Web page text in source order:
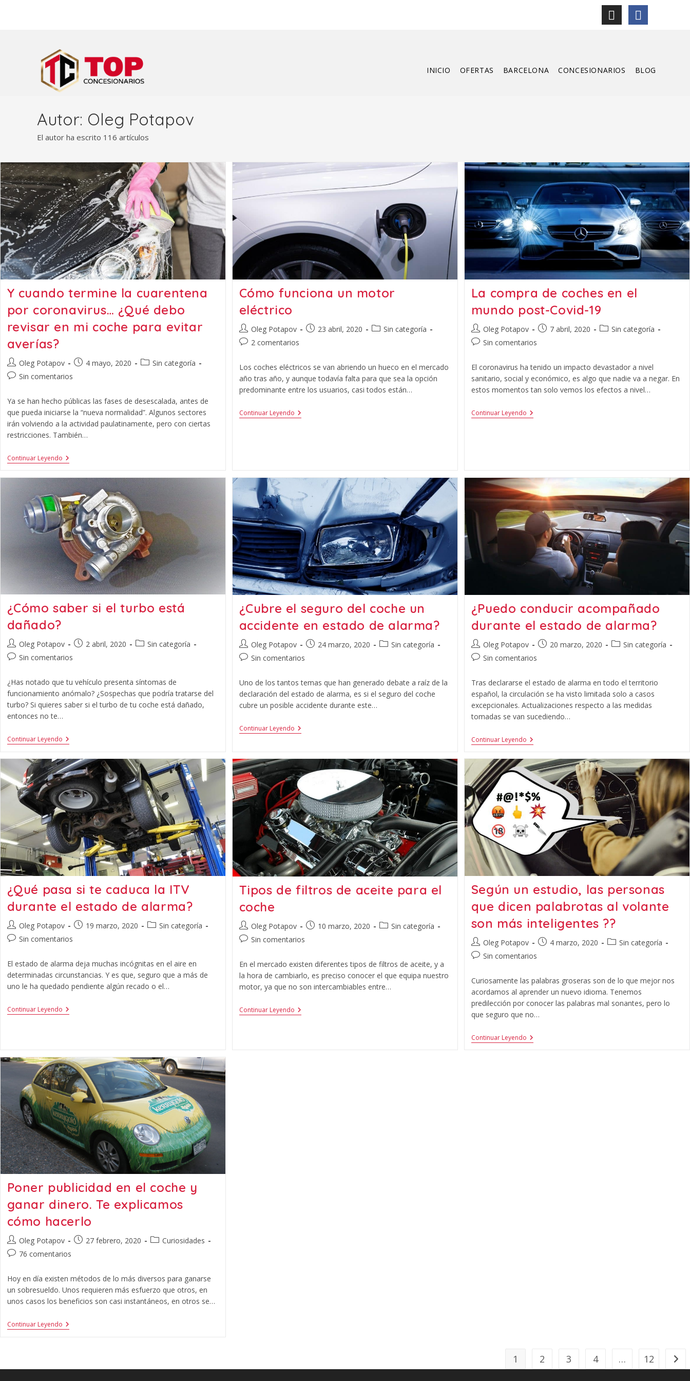
INICIO OFERTAS BARCELONA CONCESIONARIOS BLOG
Autor: Oleg Potapov
El autor ha escrito 116 artículos
Y cuando termine la cuarentena
por coronavirus… ¿Qué debo
revisar en mi coche para evitar
averías?
Oleg Potapov 4 mayo, 2020
Sin categoría
Sin comentarios
Ya se han hecho públicas las fases de desescalada, antes de
que pueda iniciarse la “nueva normalidad”. Algunos sectores
irán volviendo a la actividad paulatinamente, pero con ciertas
restricciones. También…
Continuar Leyendo
Cómo funciona un motor
eléctrico
Oleg Potapov 23 abril, 2020
Sin categoría
2 comentarios
Los coches eléctricos se van abriendo un hueco en el mercado
año tras año, y aunque todavía falta para que sea la opción
predominante entre los usuarios, casi todos están…
Continuar Leyendo
La compra de coches en el
mundo post-Covid-19
Oleg Potapov 7 abril, 2020
Sin categoría
Sin comentarios
El coronavirus ha tenido un impacto devastador a nivel
sanitario, social y económico, es algo que nadie va a negar. En
estos momentos tan solo vemos los efectos a nivel…
Continuar Leyendo
¿Cómo saber si el turbo está
dañado?
Oleg Potapov 2 abril, 2020
Sin categoría
Sin comentarios
¿Has notado que tu vehículo presenta síntomas de
funcionamiento anómalo? ¿Sospechas que podría tratarse del
turbo? Si quieres saber si el turbo de tu coche está dañado,
entonces no te…
Continuar Leyendo
¿Cubre el seguro del coche un
accidente en estado de alarma?
Oleg Potapov 24 marzo, 2020
Sin categoría
Sin comentarios
Uno de los tantos temas que han generado debate a raíz de la
declaración del estado de alarma, es si el seguro del coche
cubre un posible accidente durante este…
Continuar Leyendo
¿Puedo conducir acompañado
durante el estado de alarma?
Oleg Potapov 20 marzo, 2020
Sin categoría
Sin comentarios
Tras declararse el estado de alarma en todo el territorio
español, la circulación se ha visto limitada solo a casos
excepcionales. Actualizaciones respecto a las medidas
tomadas se van sucediendo…
Continuar Leyendo
¿Qué pasa si te caduca la ITV
durante el estado de alarma?
Oleg Potapov 19 marzo, 2020
Sin categoría
Sin comentarios
El estado de alarma deja muchas incógnitas en el aire en
determinadas circunstancias. Y es que, seguro que a más de
uno le ha quedado pendiente algún recado o el…
Continuar Leyendo
Tipos de filtros de aceite para el
coche
Oleg Potapov 10 marzo, 2020
Sin categoría
Sin comentarios
En el mercado existen diferentes tipos de filtros de aceite, y a
la hora de cambiarlo, es preciso conocer el que equipa nuestro
motor, ya que no son intercambiables entre…
Continuar Leyendo
Según un estudio, las personas
que dicen palabrotas al volante
son más inteligentes ??
Oleg Potapov 4 marzo, 2020
Sin categoría
Sin comentarios
Curiosamente las palabras groseras son de lo que mejor nos
acordamos al aprender un nuevo idioma. Tenemos
predilección por conocer las palabras mal sonantes, pero lo
que seguro que no…
Continuar Leyendo
Poner publicidad en el coche y
ganar dinero. Te explicamos
cómo hacerlo
Oleg Potapov 27 febrero, 2020
Curiosidades
76 comentarios
Hoy en día existen métodos de lo más diversos para ganarse
un sobresueldo. Unos requieren más esfuerzo que otros, en
unos casos los beneficios son casi instantáneos, en otros se…
Continuar Leyendo
1 2 3 4 … 12